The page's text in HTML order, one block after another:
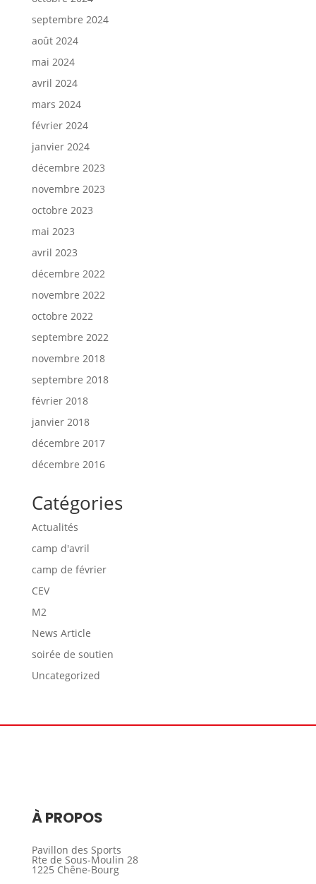
septembre 2024
août 2024
mai 2024
avril 2024
mars 2024
février 2024
janvier 2024
décembre 2023
novembre 2023
octobre 2023
mai 2023
avril 2023
décembre 2022
novembre 2022
octobre 2022
septembre 2022
novembre 2018
septembre 2018
février 2018
janvier 2018
décembre 2017
décembre 2016
Catégories
Actualités
camp d'avril
camp de février
CEV
M2
News Article
soirée de soutien
Uncategorized
À PROPOS
Pavillon des Sports
Rte de Sous-Moulin 28
1225 Chêne-Bourg